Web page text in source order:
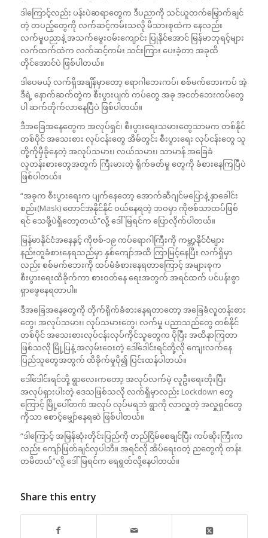
ဒါကြောင့်လည်း ပန်းပဲဆရာတွေက ဒီပညာကို သင်ယူတက်မြှောက်ချင်
တဲ့ တပည့်တွေကို လက်ဆင့်ကမ်းသလို မိသားစုထဲက နေလည်း
လက်မှုပညာနဲ့ အသက်မွေးဝမ်းကျောင်း ပြုနိုင်အောင် မြန်မာဘုရင့်များ
လက်ထက်ထဲက လက်ဆင့်ကမ်း သင်းကြား ပေးခဲ့တာ အခုထိ
တိုင်အောင်ပဲ ဖြစ်ပါတယ်။
ဒါပေမယ့် လက်ရှိအချိန်မှာတော့ ရောဂါဘေးကပ်၊ စစ်မက်ဘေးကပ် အဲ့
ဒီရဲ့ နောက်ဆက်တွဲက စီးပွားပျက် ကပ်တွေ အခု အငတ်ဘေးကပ်တွေ
ပါ ဆက်တိုက်လာနေပြီပဲ ဖြစ်ပါတယ်။
ဒီအခြေအနေတွေက အလုပ်ရှင်၊ စီးပွားရေးသမားတွေသာမက တစ်နိုင်
တစ်ပိုင် အသေးစား လုပ်ငန်းတွေ အိမ်တွင်း စီးပွားရေး လုပ်ငန်းတွေ သူ
တို့ကိုမှီခိုနေတဲ့ အလုပ်သမား၊ လယ်သမား၊ သာမာန် အခြေခံ
လူတန်းစားတွေအတွက် ကြီးမားတဲ့ ရိုက်ခတ်မှု တွေကို ခံစားနေကြပြီပဲ
ဖြစ်ပါတယ်။
“အခုက စီးပွားရေးက ပျက်နေတော့ အောက်ဆီဂျင်မပြောနဲ့ နှာခေါင်း
စည်း(Mask) တောင်အနိုင်နိုင် ဝယ်နေရတဲ့ ဘဝမှာ ကိုဗစ်သာထပ်ဖြစ်
ရင် သေဖို့ပဲရှိတော့တယ်”လို့ ဒေါ်မြရင်က ပြောလိုက်ပါတယ်။
မြန်မာနိုင်ငံအနေနှင့် ကိုဗစ်-၁၉ ကပ်ရောဂါကြီးကို ကမ္ဘာ့နိုင်ငံများ
နည်းတူခံစားနေရသည်မှာ နှစ်ကျော်အထိ ကြာမြင့်နေပြီး လက်ရှိမှာ
လည်း စစ်မက်ဘေးကို ထပ်မံခံစားနေရတာကြောင့် အများစုက
စီးပွားရေးထိခိုက်ကာ စားဝတ်နေ ရေးအတွက် အရင်ထက် ပင်ပန်းစွာ
ရှာဖွေနေရတာပါ။
ဒီအခြေအနေတွေကို တိုက်ရိုက်ခံစားနေရတာတော့ အခြေခံလူတန်းစား
တွေ၊ အလုပ်သမား၊ လုပ်သမားတွေ၊ လက်မှု ပညာသည်တွေ တစ်နိုင်
တစ်ပိုင် အသေးစားလုပ်ငန်းလုပ်ကိုင်သူတွေက ပိုပြီး အထိနာကြတာ
ဖြစ်သလို မြို့ပြနဲ့ အလှမ်းဝေးတဲ့ ဒေါ်ဒေါင်းရင်တို့လို ကျေးလက်နေ
ပြည်သူတွေအတွက် ထိခိုက်မှုပို၍ ပြင်းထန်ပါတယ်။
ဒေါ်ဒေါင်းရင်တို့ ရွာလေးကတော့ အလုပ်လက်မဲ့ လူဦးရေးတိုးပြီး
အလုပ်ရှားပါးတဲ့ ဒေသဖြစ်သလို လက်ရှိမှာလည်း Lockdown တွေ
ကြောင့် မြို့ပေါ်တက် အလုပ် လုပ်မရဘဲ ရွာကို လာလှူတဲ့ အလှူရှင်တွေ
ကိုသာ စောင့်မျှော်နေရဆဲ ဖြစ်ပါတယ်။
“ဒါကြောင့် အမြန်ဆုံးတိုင်းပြည်ကို တည်ငြိမ်စေချင်ပြီး ကပ်ဆိုးကြီးက
လည်း ကျော်ဖြတ်ချင်လှပါဘီ။ အရင်လို အိပ်ရေးဝတဲ့ ညတွေကို တန်း
တမိတယ်”လို့ ဒေါ်မြရင်က ရေရွတ်လို့နေပါတယ်။
Share this entry